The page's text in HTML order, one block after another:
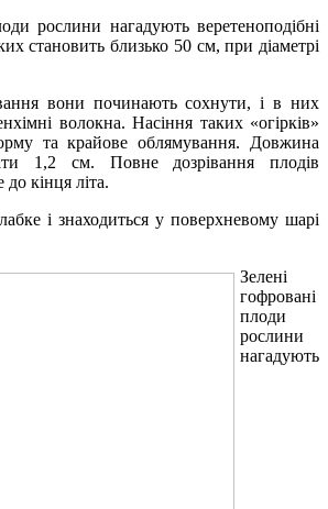
рослини нагадують веретеноподібні
становить близько 50 см, при діаметрі
вони починають сохнути, і в них
волокна. Насіння таких «огірків»
та крайове облямування. Довжина
1,2 см. Повне дозрівання плодів
до кінця літа.
і знаходиться у поверхневому шарі
Зелені
гофровані
плоди
рослини
нагадують